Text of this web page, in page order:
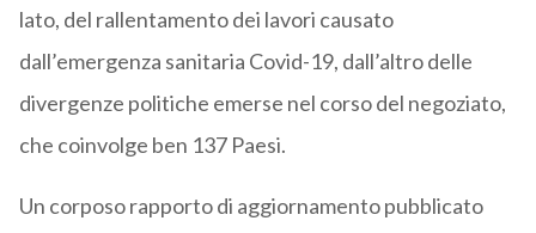
lato, del rallentamento dei lavori causato
dall’emergenza sanitaria Covid-19, dall’altro delle
divergenze politiche emerse nel corso del negoziato,
che coinvolge ben 137 Paesi.
Un corposo rapporto di aggiornamento pubblicato